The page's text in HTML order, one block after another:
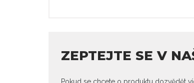
ZEPTEJTE SE V